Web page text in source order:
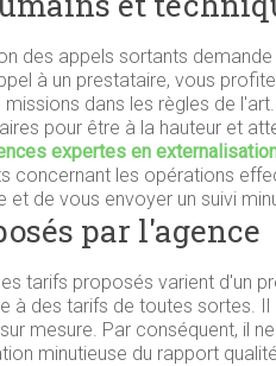
des appels sortants
à un prestataire, vous
dans les règles de
pour être à la hauteur et
expertes en
concernant les opérations
et de vous envoyer un suivi
par l'agence
tarifs proposés varient d'un
à des tarifs de toutes sortes.
mesure. Par conséquent, il
minutieuse du rapport